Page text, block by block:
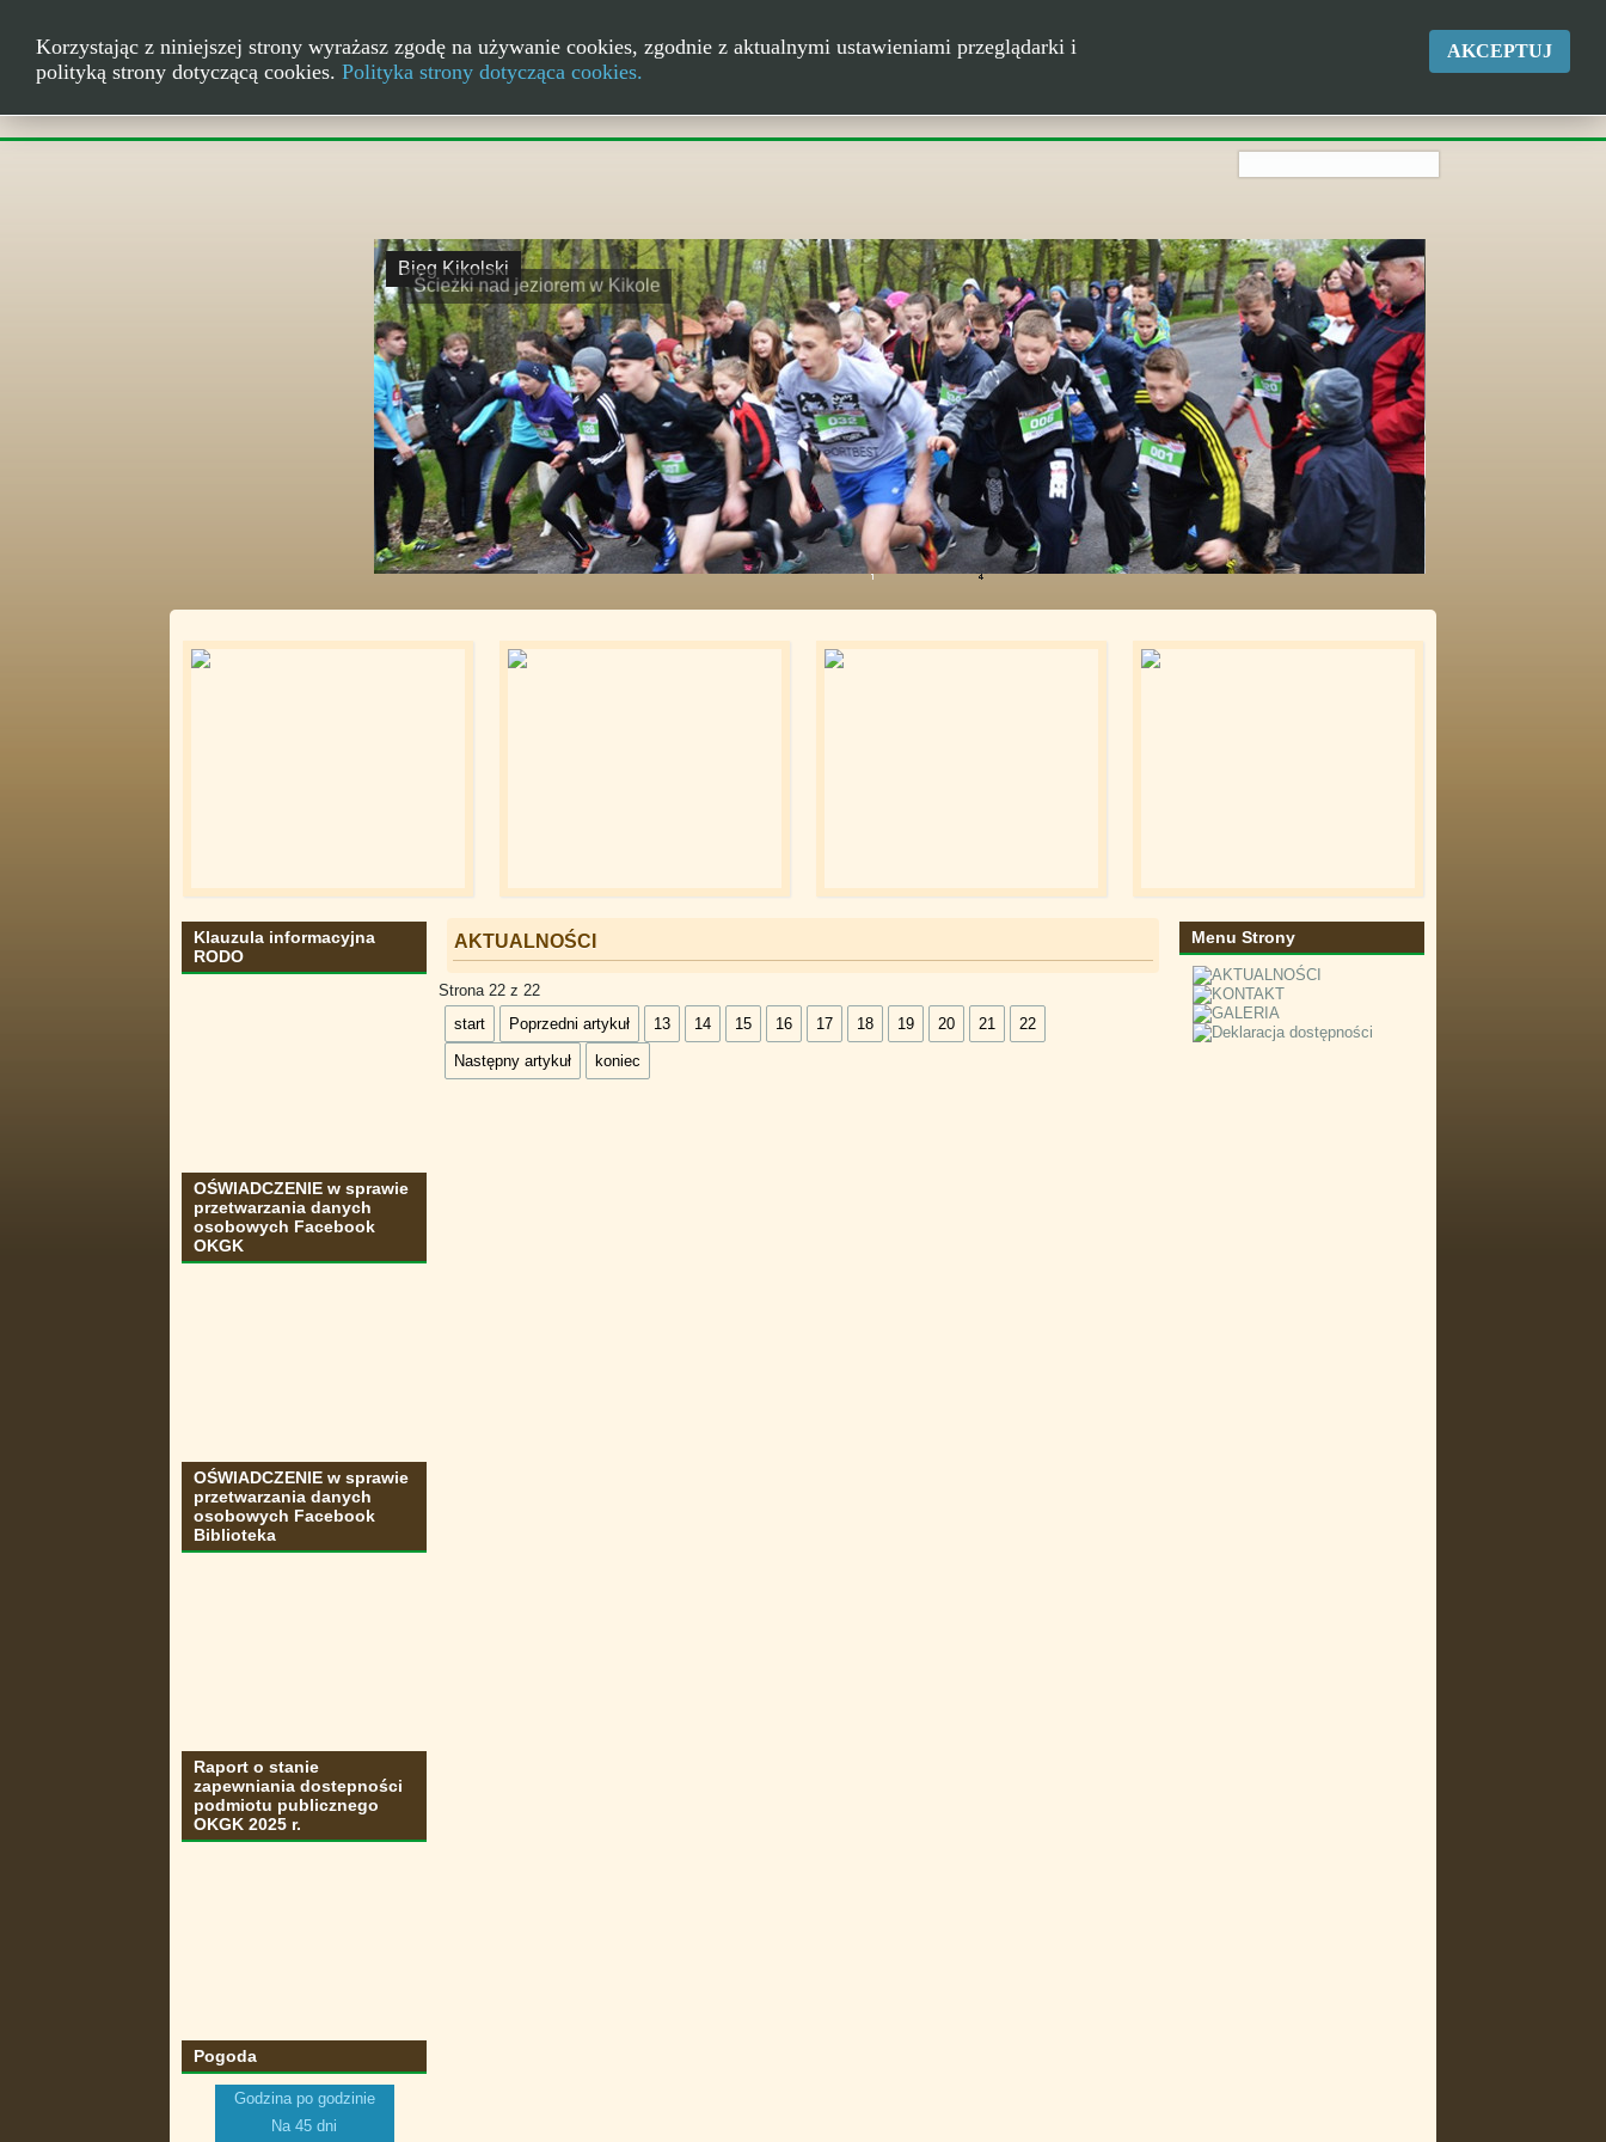
Klauzula informacyjna
RODO
OŚWIADCZENIE w sprawie
przetwarzania danych
osobowych Facebook
OKGK
OŚWIADCZENIE w sprawie
przetwarzania danych
osobowych Facebook
Biblioteka
Raport o stanie
zapewniania dostepności
podmiotu publicznego
OKGK 2025 r.
Pogoda
Godzina po godzinie
Na 45 dni
AKTUALNOŚCI
Strona 22 z 22
start
Poprzedni artykuł 13 14 15 16 17 18 19 20 21 22
Następny artykuł koniec
Menu Strony
Korzystając z niniejszej strony wyrażasz zgodę na używanie cookies, zgodnie z aktualnymi ustawieniami przeglądarki i
polityką strony dotyczącą cookies. Polityka strony dotycząca cookies.
AKCEPTUJ